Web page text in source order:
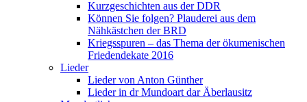
Kurzgeschichten aus der DDR
Können Sie folgen? Plauderei aus dem
Nähkästchen der BRD
Kriegsspuren – das Thema der ökumenischen
Friedendekate 2016
Lieder
Lieder von Anton Günther
Lieder in dr Mundoart dar Äberlausitz